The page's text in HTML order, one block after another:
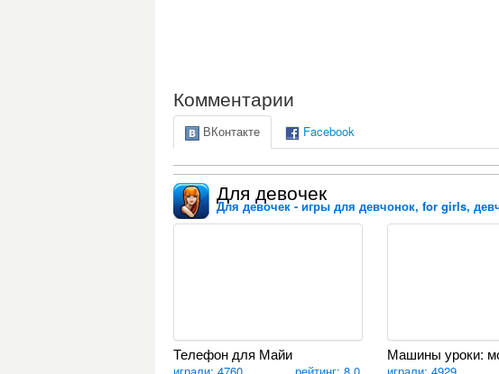
Комментарии
ВКонтакте Facebook
Для девочек
Для девочек - игры для девчонок, for girls,
Телефон для Майи Машины уроки: